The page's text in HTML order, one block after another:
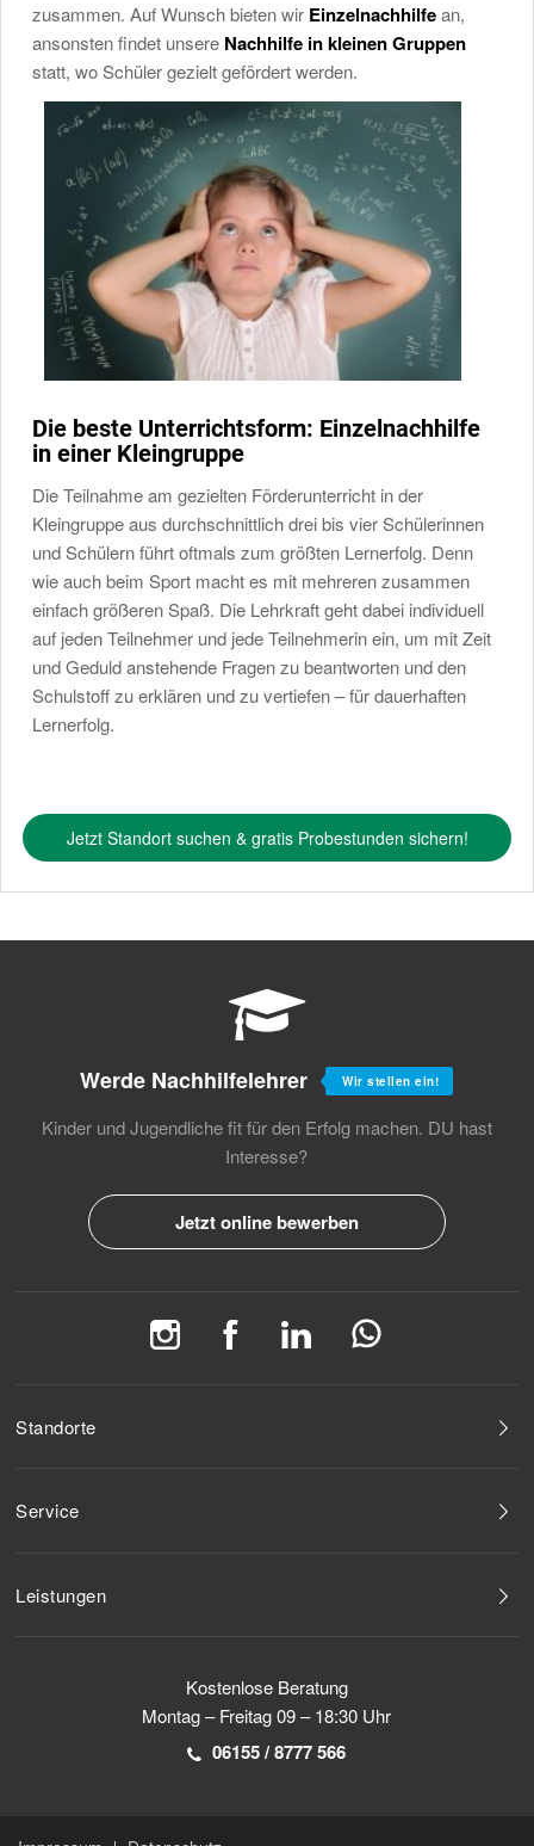
zusammen. Auf Wunsch bieten wir Einzelnachhilfean,
ansonsten findet unsere Nachhilfe in kleinen Gruppen
statt, wo Schüler gezielt gefördert werden.
Die beste Unterrichtsform: Einzelnachhilfe
in einer Kleingruppe
Die Teilnahme am gezielten Förderunterricht in der
Kleingruppe aus durchschnittlich drei bis vier Schülerinnen
und Schülern führt oftmals zum größten Lernerfolg. Denn
wie auch beim Sport macht es mit mehreren zusammen
einfach größeren Spaß. Die Lehrkraft geht dabei individuell
auf jeden Teilnehmer und jede Teilnehmerin ein, um mit Zeit
und Geduld anstehende Fragen zu beantworten und den
Schulstoff zu erklären und zu vertiefen – für dauerhaften
Lernerfolg.
Jetzt Standort suchen & gratis Probestunden sichern!
Standorte
Service
Leistungen
Kostenlose Beratung
Montag – Freitag 09 – 18:30 Uhr
06155 / 8777 566
Werde Nachhilfelehrer Wir stellen ein!
Kinder und Jugendliche fit für den Erfolg machen. DU hast
Interesse?
Jetzt online bewerben